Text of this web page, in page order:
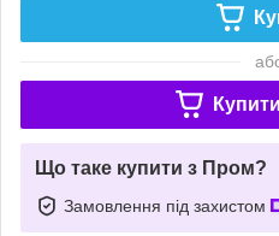
Що таке купити з Пром?
Замовлення під захистом